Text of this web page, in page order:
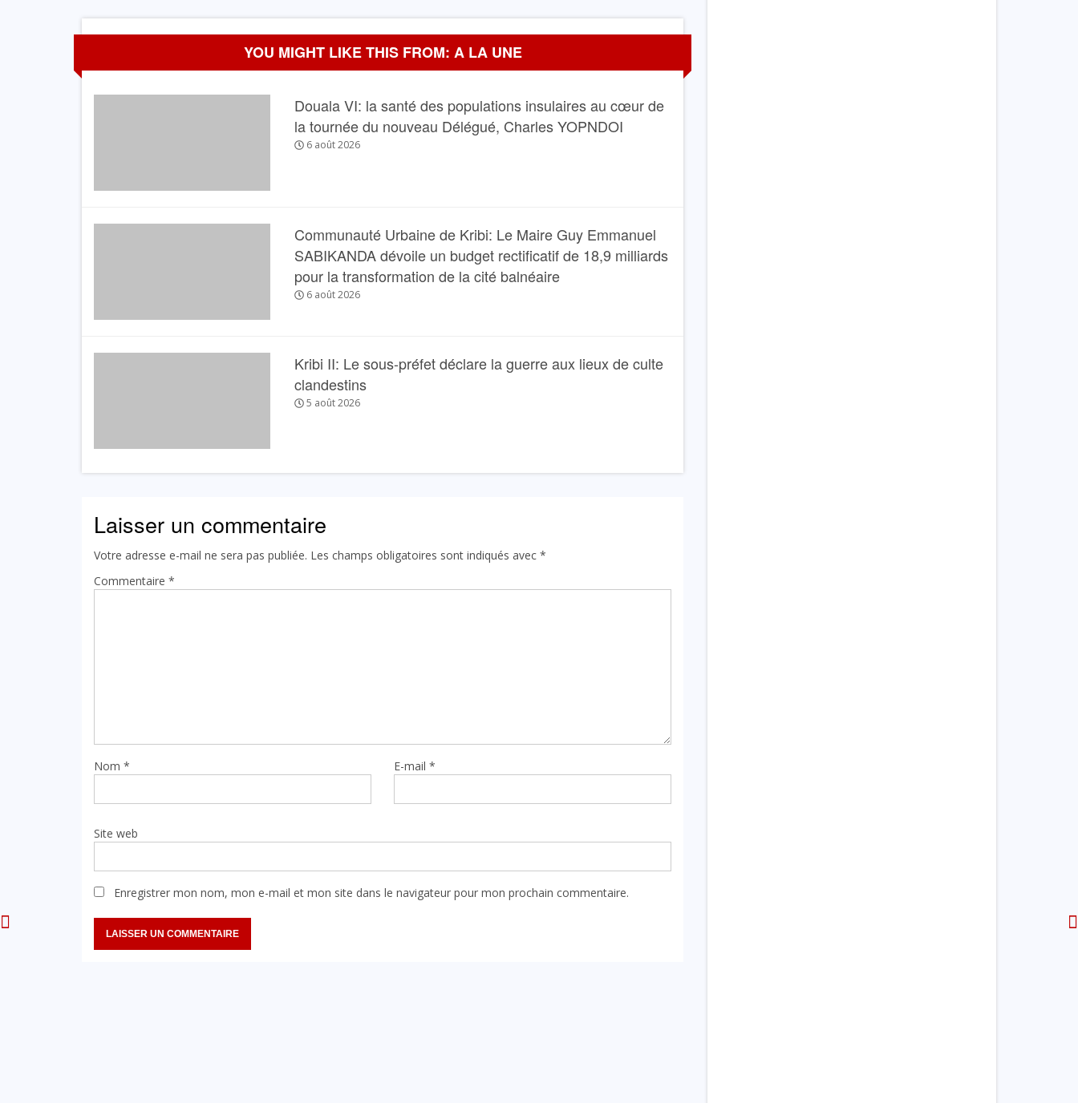
YOU MIGHT LIKE THIS FROM: A LA UNE
Douala VI: la santé des populations insulaires au cœur de
la tournée du nouveau Délégué, Charles YOPNDOI
6 août 2026
Communauté Urbaine de Kribi: Le Maire Guy Emmanuel
SABIKANDA dévoile un budget rectificatif de 18,9 milliards
pour la transformation de la cité balnéaire
6 août 2026
Kribi II: Le sous-préfet déclare la guerre aux lieux de culte
clandestins
5 août 2026
Laisser un commentaire
Votre adresse e-mail ne sera pas publiée. Les champs obligatoires sont indiqués avec *
Commentaire *
Nom * E-mail*
Site web
Enregistrer mon nom, mon e-mail et mon site dans le navigateur pour mon prochain commentaire.